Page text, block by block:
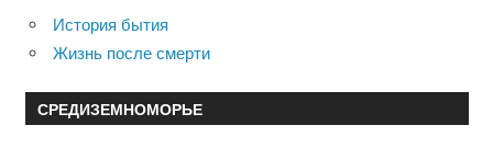
История бытия
Жизнь после смерти
СРЕДИЗЕМНОМОРЬЕ